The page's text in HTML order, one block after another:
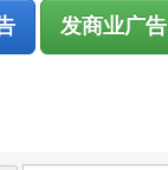
发商业广告